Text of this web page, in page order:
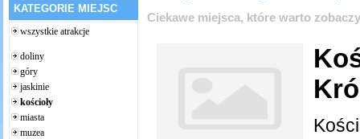
KATEGORIE MIEJSC
wszystkie atrakcje
doliny
góry
jaskinie
kościoły
miasta
muzea
Ciekawe miejsca, które warto